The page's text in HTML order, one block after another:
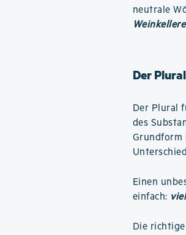
neutrale
Der
Der Plural
des
Grundform
Einen
einfach:
Die